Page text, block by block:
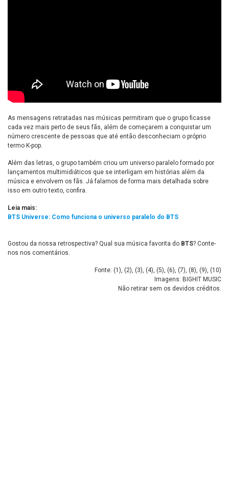
As mensagens retratadas nas músicas permitiram que o grupo ficasse
cada vez mais perto de seus fãs, além de começarem a conquistar um
número crescente de pessoas que até então desconheciam o próprio
termo K-pop.
Além das letras, o grupo também criou um universo paralelo formado por
lançamentos multimidiáticos que se interligam em histórias além da
música e envolvem os fãs. Já falamos de forma mais detalhada sobre
isso em outro texto, confira.
Leia mais:
BTS Universe: Como funciona o universo paralelo do BTS
Gostou da nossa retrospectiva? Qual sua música favorita do BTS? Conte-
nos nos comentários.
Fonte: (1 ), (2), (3), (4), (5), (6), (7), (8), (9), (10)
Imagens: BIGHIT MUSIC
Não retirar sem os devidos créditos.